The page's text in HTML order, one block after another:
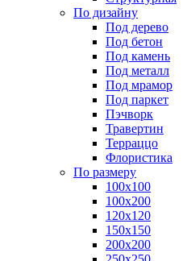
По дизайну
Под дерево
Под бетон
Под камень
Под металл
Под мрамор
Под паркет
Пэчворк
Травертин
Терраццо
Флористика
По размеру
100х100
100х200
120х120
150х150
200х200